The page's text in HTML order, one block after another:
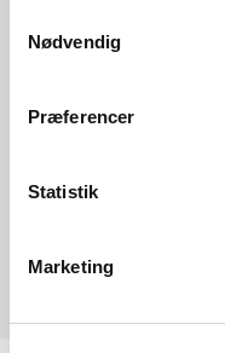
Nødvendig
Præferencer
Statistik
Marketing
Google Maps
Der er ingen